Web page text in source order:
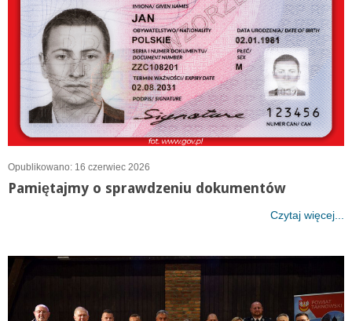
Opublikowano: 16 czerwiec 2026
Pamiętajmy o sprawdzeniu dokumentów
Czytaj więcej...